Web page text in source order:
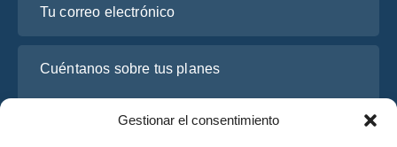
Gestionar el consentimiento